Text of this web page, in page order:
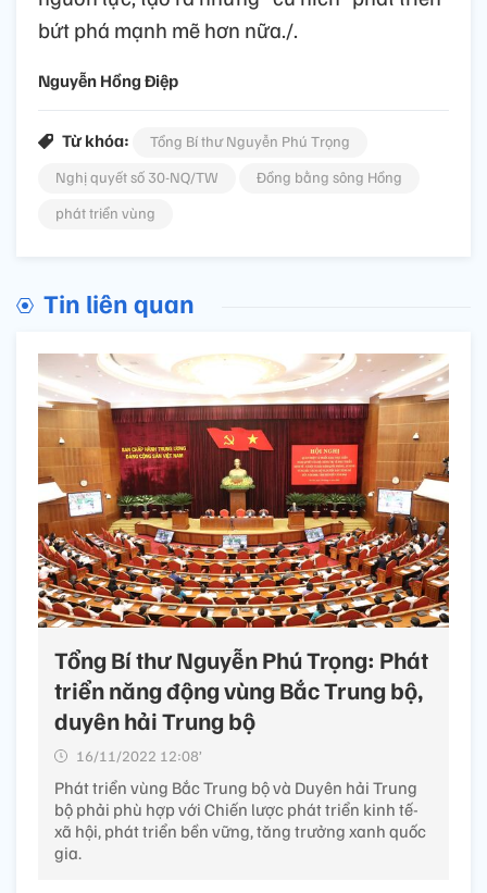
bứt phá mạnh mẽ hơn nữa./.
Nguyễn Hồng Điệp
Từ khóa:
Tổng Bí thư Nguyễn Phú Trọng
Nghị quyết số 30-NQ/TW
Đồng bằng sông Hồng
phát triển vùng
Tin liên quan
Tổng Bí thư Nguyễn Phú Trọng: Phát
triển năng động vùng Bắc Trung bộ,
duyên hải Trung bộ
16/11/2022 12:08’
Phát triển vùng Bắc Trung bộ và Duyên hải Trung
bộ phải phù hợp với Chiến lược phát triển kinh tế-
xã hội, phát triển bền vững, tăng trưởng xanh quốc
gia.